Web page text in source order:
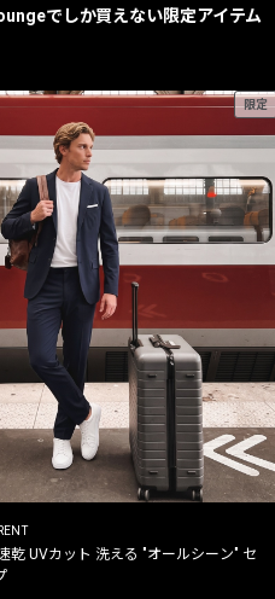
でしか買えない限定アイテム
限定
乾 UVカット 洗える "オールシーン" セ